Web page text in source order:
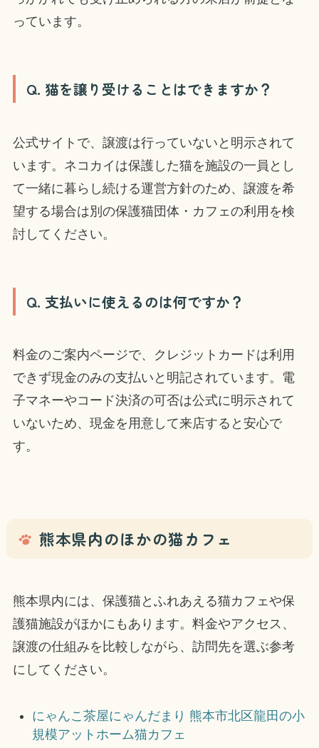
っています。
Q. 猫を譲り受けることはできますか？
公式サイトで、譲渡は行っていないと明示されて
います。ネコカイは保護した猫を施設の一員とし
て一緒に暮らし続ける運営方針のため、譲渡を希
望する場合は別の保護猫団体・カフェの利用を検
討してください。
Q. 支払いに使えるのは何ですか？
料金のご案内ページで、クレジットカードは利用
できず現金のみの支払いと明記されています。電
子マネーやコード決済の可否は公式に明示されて
いないため、現金を用意して来店すると安心で
す。
熊本県内のほかの猫カフェ
熊本県内には、保護猫とふれあえる猫カフェや保
護猫施設がほかにもあります。料金やアクセス、
譲渡の仕組みを比較しながら、訪問先を選ぶ参考
にしてください。
にゃんこ茶屋にゃんだまり 熊本市北区龍田の小
規模アットホーム猫カフェ